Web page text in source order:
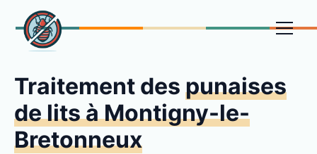
Traitement des punaises
de lits à Montigny-le-
Bretonneux